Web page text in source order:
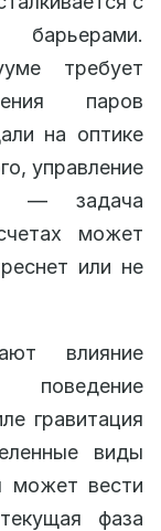
требует
паров
на оптике
управление
— задача
может
или не
влияние
гравитация
виды
может вести
фаза